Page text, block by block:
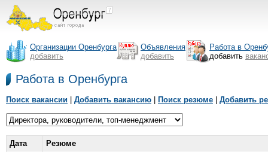
Организации Оренбурга
добавить
Объявления
добавить
Работа в
добавить
Работа в Оренбурга
Поиск вакансии Добавить вакансию Поиск резюме Добавить
Дата
Резюме